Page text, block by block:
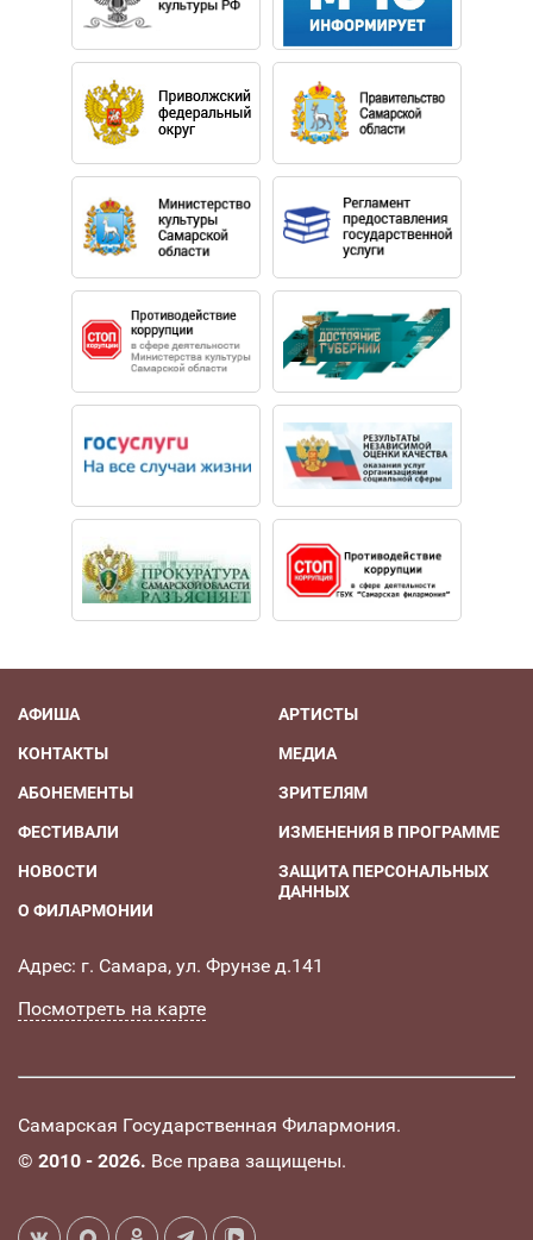
АФИША
КОНТАКТЫ
АБОНЕМЕНТЫ
ФЕСТИВАЛИ
НОВОСТИ
О ФИЛАРМОНИИ
АРТИСТЫ
МЕДИА
ЗРИТЕЛЯМ
ИЗМЕНЕНИЯ В ПРОГРАММЕ
ЗАЩИТА ПЕРСОНАЛЬНЫХ
ДАННЫХ
Адрес: г. Самара, ул. Фрунзе д.141
Посмотреть на карте
Самарская Государственная Филармония.
© 2010 - 2026. Все права защищены.